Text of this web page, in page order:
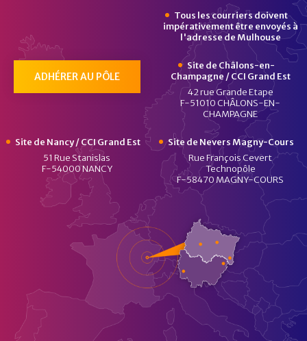
Tous les courriers doivent
impérativement être envoyés à
l'adresse de Mulhouse
ADHÉRER AU PÔLE
Site de Châlons-en-
Champagne / CCI Grand Est
42 rue Grande Etape
F-51010 CHÂLONS-EN-
CHAMPAGNE
Site de Nancy / CCI Grand Est
51 Rue Stanislas
F-54000 NANCY
Site de Nevers Magny-Cours
Rue François Cevert
Technopôle
F-58470 MAGNY-COURS